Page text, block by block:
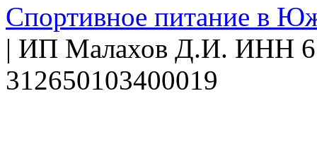
Спортивное питание в
| ИП Малахов Д.И. ИНН
312650103400019